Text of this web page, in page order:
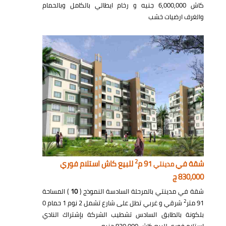
كاش 6,000,000 جنيه و رخام ايطالي بالكامل وبالحمام
والغرف ارضيات خشب
شقة فيمدينتي 2للبيع كاش استلام فوري
830,000 ج
شقة في مدينتي بالمرحلة السادسة النموذج (10 ) المساحة
91 متر
2
شرقي و غربي تطل على شارع تشمل 2 نوم 1 حمام 0
بلكونة بالطابق السادس تشطيب الشركة بإشتراك النادي